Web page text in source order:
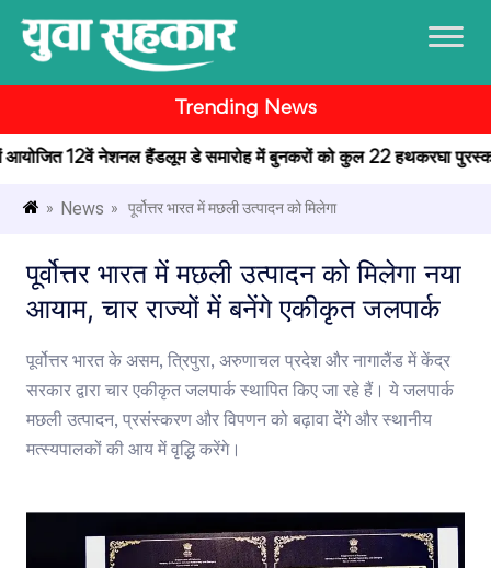
Trending News
12वें नेशनल हैंडलूम डे समारोह में बुनकरों को कुल 22 हथकरघा पुरस्कार
» News » पूर्वोत्तर भारत में मछली उत्पादन को मिलेगा
पूर्वोत्तर भारत में मछली उत्पादन को मिलेगा नया
आयाम, चार राज्यों में बनेंगे एकीकृत जलपार्क
पूर्वोत्तर भारत के असम, त्रिपुरा, अरुणाचल प्रदेश और नागालैंड में केंद्र
सरकार द्वारा चार एकीकृत जलपार्क स्थापित किए जा रहे हैं। ये जलपार्क
मछली उत्पादन, प्रसंस्करण और विपणन को बढ़ावा देंगे और स्थानीय
मत्स्यपालकों की आय में वृद्धि करेंगे।